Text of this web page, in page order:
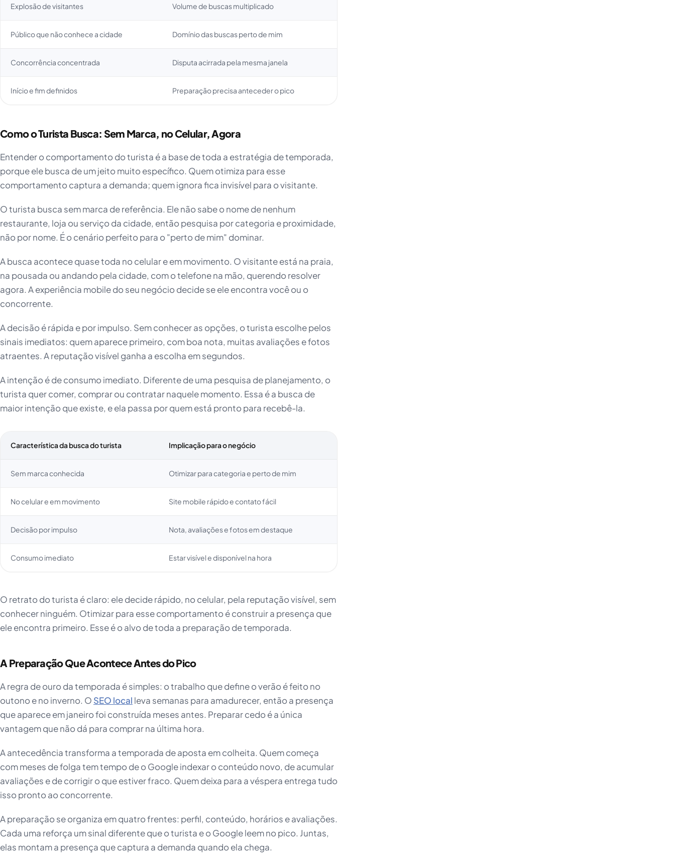
Explosão de visitantes Volume de buscas multiplicado
Público que não conhece a cidade Domínio das buscas perto de mim
Concorrência concentrada Disputa acirrada pela mesma janela
Início e fim definidos Preparação precisa anteceder o pico
Como o Turista Busca: Sem Marca, no Celular, Agora
Entender o comportamento do turista é a base de toda a estratégia de temporada,
porque ele busca de um jeito muito específico. Quem otimiza para esse
comportamento captura a demanda; quem ignora fica invisível para o visitante.
O turista busca sem marca de referência. Ele não sabe o nome de nenhum
restaurante, loja ou serviço da cidade, então pesquisa por categoria e proximidade,
não por nome. É o cenário perfeito para o "perto de mim" dominar.
A busca acontece quase toda no celular e em movimento. O visitante está na praia,
na pousada ou andando pela cidade, com o telefone na mão, querendo resolver
agora. A experiência mobile do seu negócio decide se ele encontra você ou o
concorrente.
A decisão é rápida e por impulso. Sem conhecer as opções, o turista escolhe pelos
sinais imediatos: quem aparece primeiro, com boa nota, muitas avaliações e fotos
atraentes. A reputação visível ganha a escolha em segundos.
A intenção é de consumo imediato. Diferente de uma pesquisa de planejamento, o
turista quer comer, comprar ou contratar naquele momento. Essa é a busca de
maior intenção que existe, e ela passa por quem está pronto para recebê-la.
Característica da busca do turista Implicação para o negócio
Sem marca conhecida Otimizar para categoria e perto de mim
No celular e em movimento Site mobile rápido e contato fácil
Decisão por impulso Nota, avaliações e fotos em destaque
Consumo imediato Estar visível e disponível na hora
O retrato do turista é claro: ele decide rápido, no celular, pela reputação visível, sem
conhecer ninguém. Otimizar para esse comportamento é construir a presença que
ele encontra primeiro. Esse é o alvo de toda a preparação de temporada.
A Preparação Que Acontece Antes do Pico
A regra de ouro da temporada é simples: o trabalho que define o verão é feito no
outono e no inverno. O SEO local leva semanas para amadurecer, então a presença
que aparece em janeiro foi construída meses antes. Preparar cedo é a única
vantagem que não dá para comprar na última hora.
A antecedência transforma a temporada de aposta em colheita. Quem começa
com meses de folga tem tempo de o Google indexar o conteúdo novo, de acumular
avaliações e de corrigir o que estiver fraco. Quem deixa para a véspera entrega tudo
isso pronto ao concorrente.
A preparação se organiza em quatro frentes: perfil, conteúdo, horários e avaliações.
Cada uma reforça um sinal diferente que o turista e o Google leem no pico. Juntas,
elas montam a presença que captura a demanda quando ela chega.